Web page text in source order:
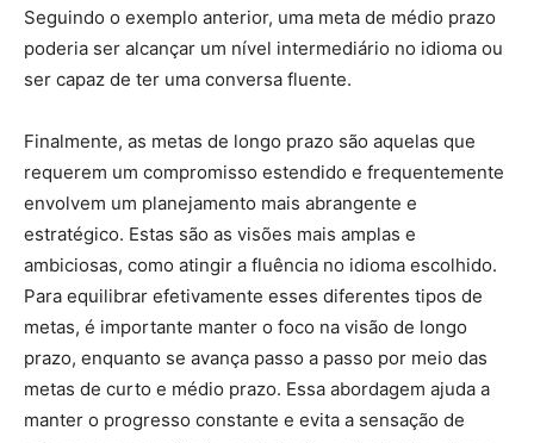
Seguindo o exemplo anterior, uma meta de médio prazo
poderia ser alcançar um nível intermediário no idioma ou
ser capaz de ter uma conversa fluente.
Finalmente, as metas de longo prazo são aquelas que
requerem um compromisso estendido e frequentemente
envolvem um planejamento mais abrangente e
estratégico. Estas são as visões mais amplas e
ambiciosas, como atingir a fluência no idioma escolhido.
Para equilibrar efetivamente esses diferentes tipos de
metas, é importante manter o foco na visão de longo
prazo, enquanto se avança passo a passo por meio das
metas de curto e médio prazo. Essa abordagem ajuda a
manter o progresso constante e evita a sensação de